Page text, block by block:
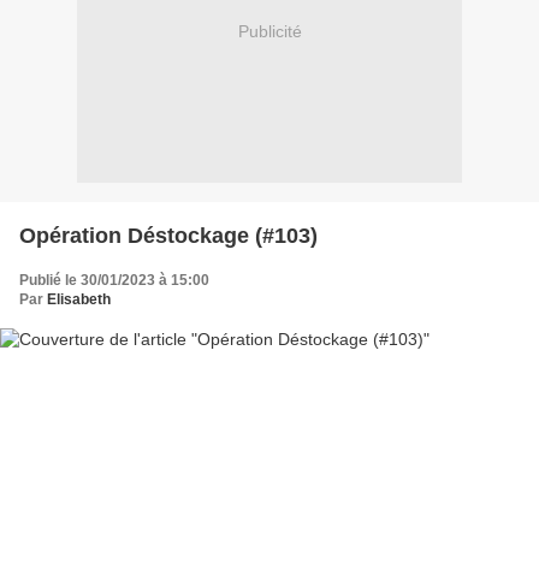
Publicité
Opération Déstockage (#103)
Publié le 30/01/2023 à 15:00
Par Elisabeth